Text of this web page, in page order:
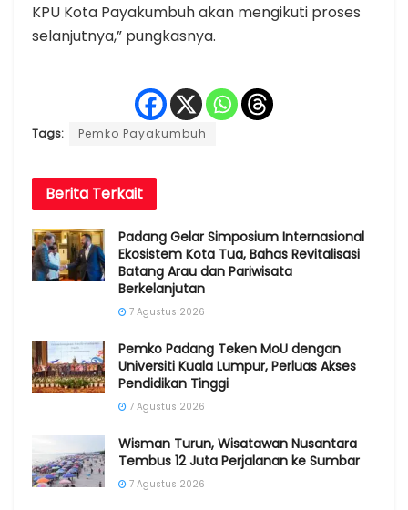
KPU Kota Payakumbuh akan mengikuti proses
selanjutnya,” pungkasnya.
Tags: Pemko Payakumbuh
Berita Terkait
Padang Gelar Simposium Internasional
Ekosistem Kota Tua, Bahas Revitalisasi
Batang Arau dan Pariwisata
Berkelanjutan
7 Agustus 2026
Pemko Padang Teken MoU dengan
Universiti Kuala Lumpur, Perluas Akses
Pendidikan Tinggi
7 Agustus 2026
Wisman Turun, Wisatawan Nusantara
Tembus 12 Juta Perjalanan ke Sumbar
7 Agustus 2026